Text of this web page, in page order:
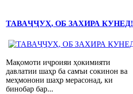
ТАВАҶҶУҲ, ОБ ЗАХИРА КУНЕД!
Мақомоти иҷроияи ҳокимияти
давлатии шаҳр ба самъи сокинон ва
меҳмонони шаҳр мерасонад, ки
бинобар бар...